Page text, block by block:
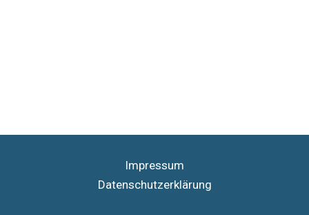
Impressum
Datenschutzerklärung